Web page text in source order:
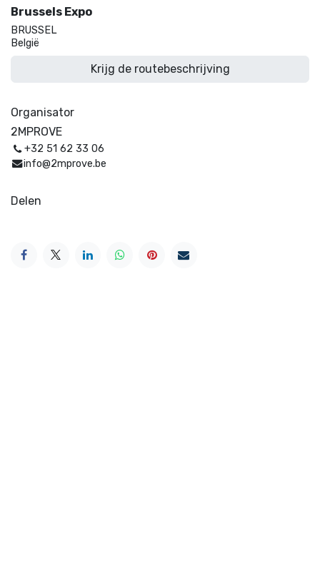
Brussels Expo
BRUSSEL
België
Krijg de routebeschrijving
Organisator
2MPROVE
+32 51 62 33 06
info@2mprove.be
Delen